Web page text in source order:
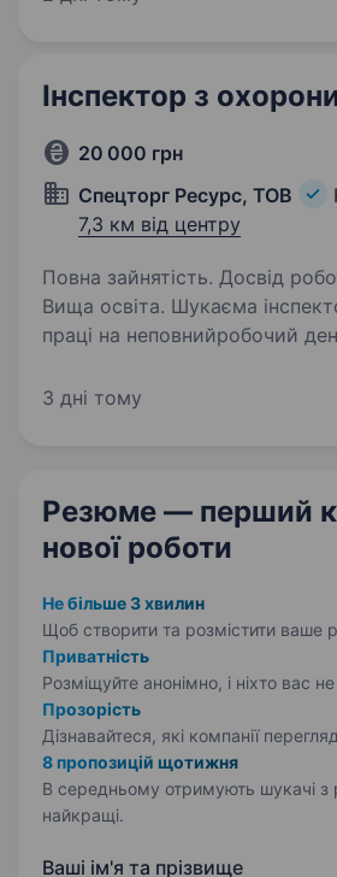
Інспектор з
20 000 грн
Спецторг Ресурс, ТОВ
7,3 км від центру
Повна зайнятість. Досвід
Вища освіта. Шукаєма інспектора з охорони
праці на неповнийробочий
охорони праці. Проводити інструктажі
3 дні тому
Резюме — перший
нової роботи
Не більше 3 хвилин
Щоб створити та розмістити ваше
Приватність
Розміщуйте анонімно, і ніхто вас не
Прозорість
Дізнавайтеся, які компанії
8 пропозицій щотижня
В середньому отримують шукачі з
найкращі.
Ваші ім'я та прізвище